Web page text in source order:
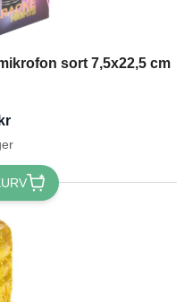
sort 7,5x22,5 cm